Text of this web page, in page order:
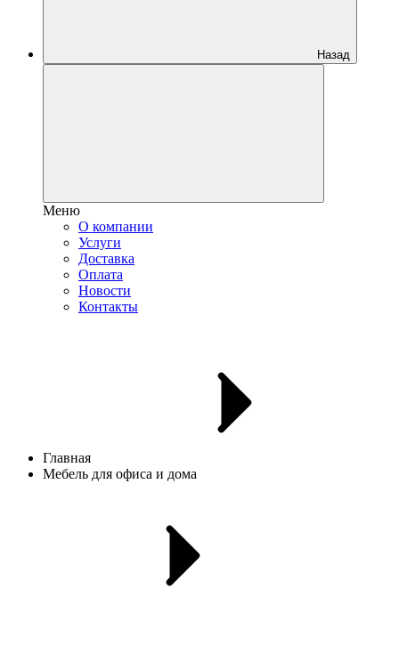
Назад
Меню
О компании
Услуги
Доставка
Оплата
Новости
Контакты
Главная
Мебель для офиса и дома